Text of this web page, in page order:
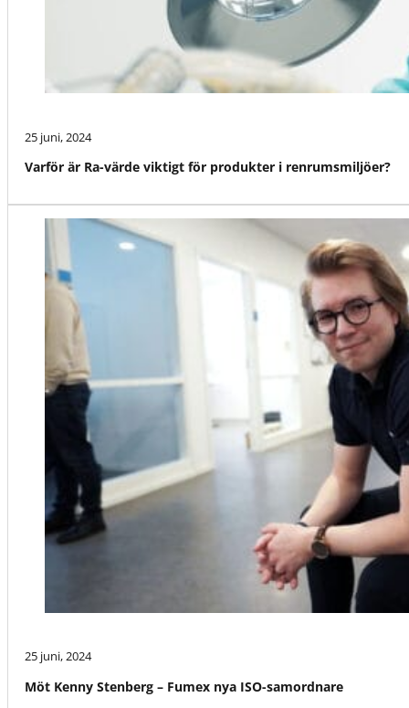
25 juni, 2024
Varför är Ra-värde viktigt för produkter i renrumsmiljöer?
25 juni, 2024
Möt Kenny Stenberg – Fumex nya ISO-samordnare